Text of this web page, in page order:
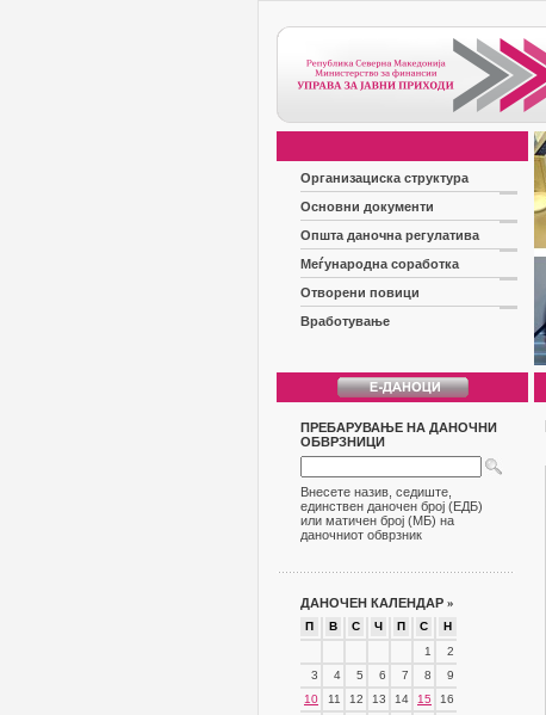
Организациска структура
Основни документи
Општа даночна регулатива
Меѓународна соработка
Отворени повици
Вработување
ПРЕБАРУВАЊЕ НА ДАНОЧНИ
ОБВРЗНИЦИ
Внесете назив, седиште,
единствен даночен број (ЕДБ)
или матичен број (МБ) на
даночниот обврзник
ДАНОЧЕН КАЛЕНДАР »
П В С Ч П С
Н
1
2
3
4 5 6 7 8
9
10
11 12 13 14 15
16